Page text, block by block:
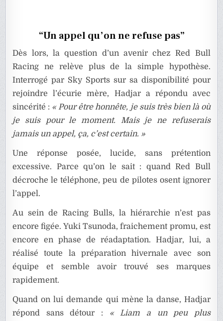
“Un appel qu’on ne refuse pas”
Dès lors, la question d’un avenir chez Red Bull
Racing ne relève plus de la simple hypothèse.
Interrogé par Sky Sports sur sa disponibilité pour
rejoindre l’écurie mère, Hadjar a répondu avec
sincérité : « Pour être honnête, je suis très bien là où
je suis pour le moment. Mais je ne refuserais
jamais un appel, ça, c’est certain. »
Une réponse posée, lucide, sans prétention
excessive. Parce qu’on le sait : quand Red Bull
décroche le téléphone, peu de pilotes osent ignorer
l’appel.
Au sein de Racing Bulls, la hiérarchie n’est pas
encore figée. Yuki Tsunoda, fraichement promu, est
encore en phase de réadaptation. Hadjar, lui, a
réalisé toute la préparation hivernale avec son
équipe et semble avoir trouvé ses marques
rapidement.
Quand on lui demande qui mène la danse, Hadjar
répond sans détour : « Liam a un peu plus